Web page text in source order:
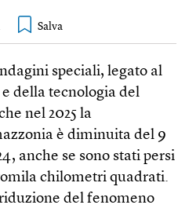
speciali, legato al
della tecnologia del
nel 2025 la
è diminuita del 9
anche se sono stati persi
chilometri quadrati.
del fenomeno